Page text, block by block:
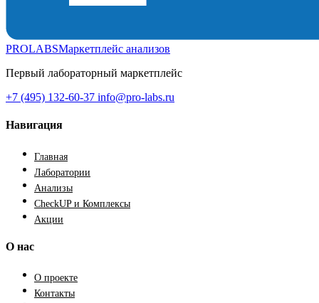
PROLABSМаркетплейс анализов
Первый лабораторный маркетплейс
+7 (495) 132-60-37 info@pro-labs.ru
Навигация
Главная
Лаборатории
Анализы
CheckUP и Комплексы
Акции
О нас
О проекте
Контакты